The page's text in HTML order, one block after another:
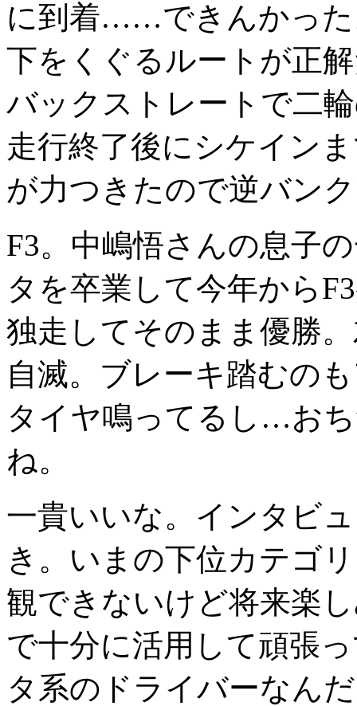
に到着……できんかった
下をくぐるルートが正
バックストレートで二
走行終了後にシケイン
が力つきたので逆バン
F3。中嶋悟さんの息子
タを卒業して今年から
独走してそのまま優勝
自滅。ブレーキ踏むの
タイヤ鳴ってるし…お
ね。
一貴いいな。インタビ
き。いまの下位カテゴ
観できないけど将来楽
で十分に活用して頑張
タ系のドライバーなん